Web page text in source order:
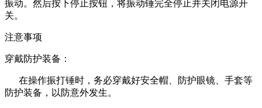
振动。然后按下停止按钮，将振动锤完全停止并关闭电源开
关。
注意事项
穿戴防护装备：
在操作振打锤时，务必穿戴好安全帽、防护眼镜、手套等
防护装备，以防意外发生。